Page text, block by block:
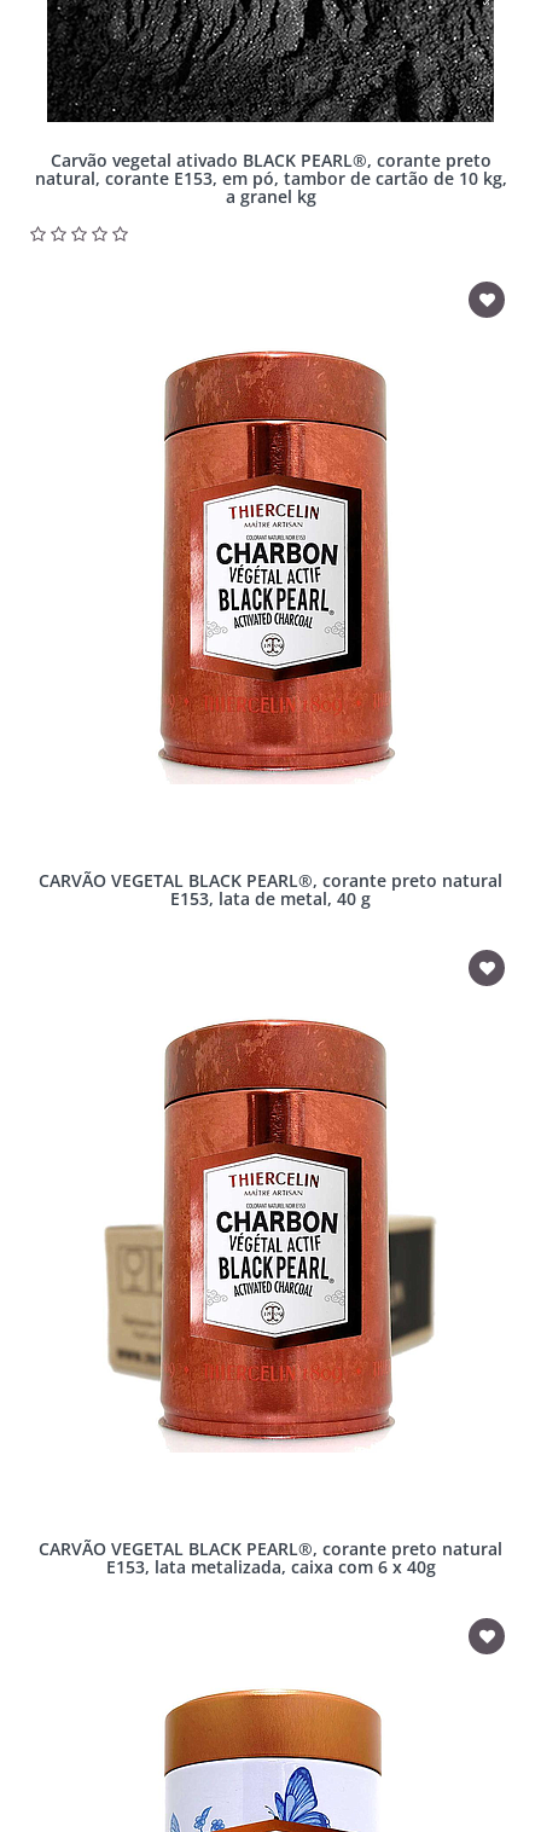
Carvão vegetal ativado BLACK PEARL®, corante preto
natural, corante E153, em pó, tambor de cartão de 10 kg,
a granel kg
CARVÃO VEGETAL BLACK PEARL®, corante preto natural
E153, lata de metal, 40 g
CARVÃO VEGETAL BLACK PEARL®, corante preto natural
E153, lata metalizada, caixa com 6 x 40g